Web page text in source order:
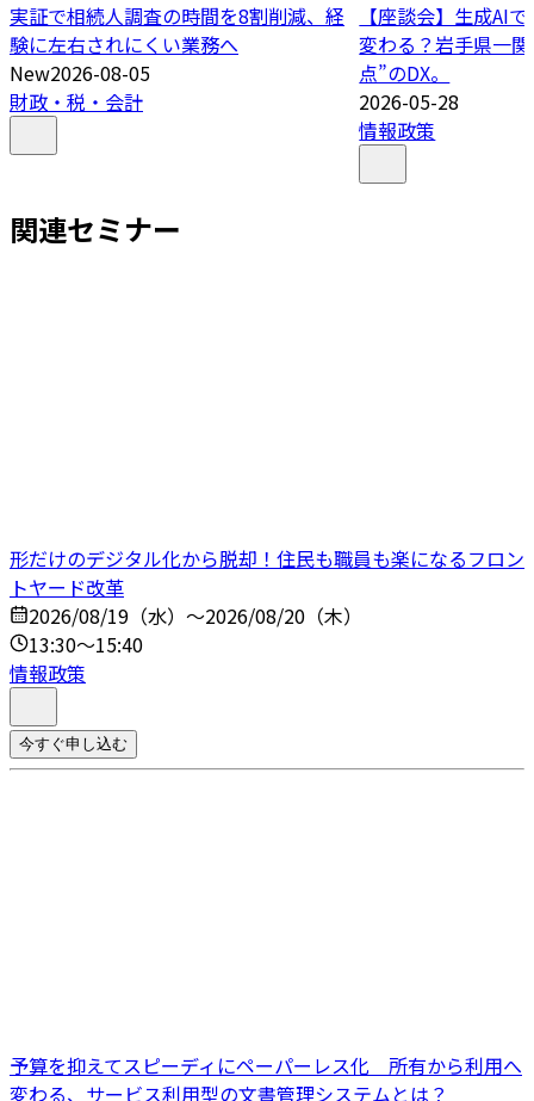
実証で相続人調査の時間を8割削減、経
験に左右されにくい業務へ
New2026-08-05
財政・税・会計
【座談会】生成AI
変わる？岩手県一
点”のDX。
2026-05-28
情報政策
関連セミナー
形だけのデジタル化から脱却！住民も職員も楽になるフロン
トヤード改革
2026/08/19（水）～2026/08/20（木）
13:30～15:40
情報政策
今すぐ申し込む
予算を抑えてスピーディにペーパーレス化 所有から利用へ
変わる、サービス利用型の文書管理システムとは？